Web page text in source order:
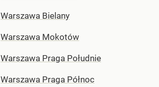
Warszawa Bielany
Warszawa Mokotów
Warszawa Praga Południe
Warszawa Praga Północ